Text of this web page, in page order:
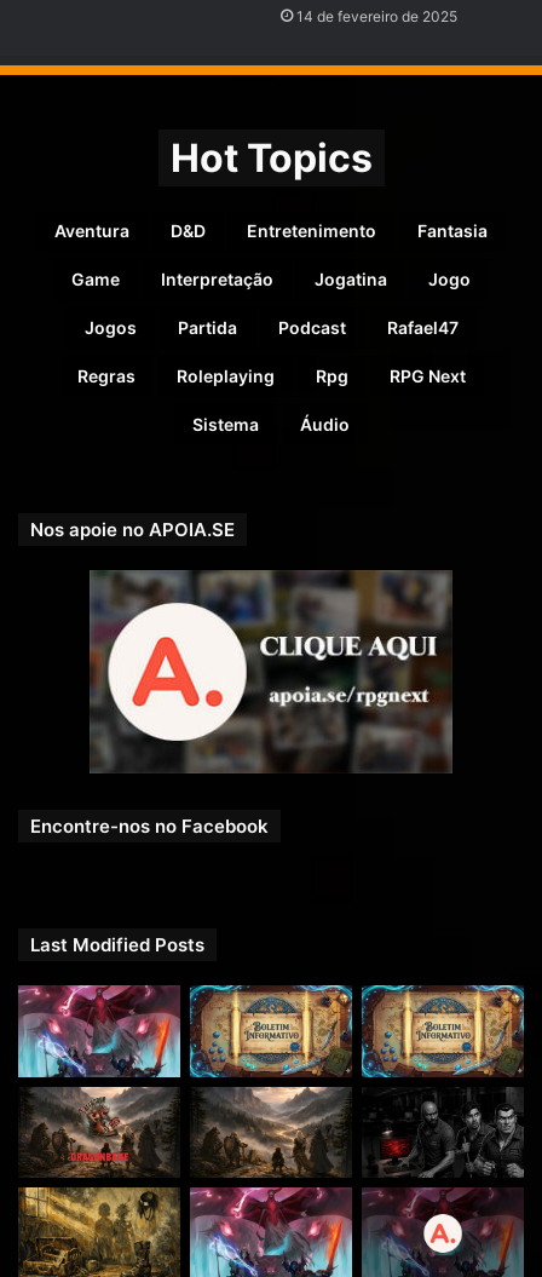
COMPARTILHE!
esqueça de compartilhar!
PADRIM:https://www.padrim.com.br/rpgnext
Nossa Campanha no PICPAY:
https://picpay.me/rpgnext
Facebook RpgNextPage,
Grupo do FacebookRPGNext Group,
Instagram
RPG Next Oficial,
Canal doYouTube,
Se quiser deixar seu feedback, nos envie um e-mail
emcontato@rpgnext.com.brou faça um comentário nesse
post logo abaixo.
Seu comentário é muito importante para a melhoria dos
próximos episódios. Beleza? Muito obrigado pelo suporte,
pessoal!
Links para MÚSICAS e SFX sob a licençaCreative Commons
14 de fevereiro de 2025
Hot Topics
Aventura D&D Entretenimento Fantasia
Game Interpretação Jogatina Jogo
Jogos Partida Podcast Rafael47
Regras Roleplaying Rpg RPG Next
Sistema Áudio
Nos apoie no APOIA.SE
Encontre-nos no Facebook
Last Modified Posts